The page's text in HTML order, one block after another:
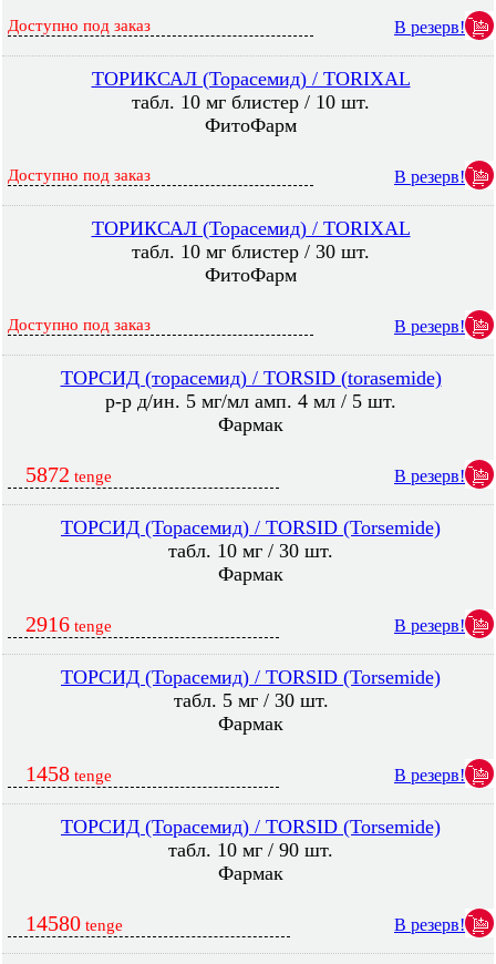
Доступно под заказ В резерв!
ТОРИКСАЛ (Торасемид) / TORIXAL
табл. 10 мг блистер / 10 шт.
ФитоФарм
Доступно под заказ В резерв!
ТОРИКСАЛ (Торасемид) / TORIXAL
табл. 10 мг блистер / 30 шт.
ФитоФарм
Доступно под заказ В резерв!
ТОРСИД (торасемид) / TORSID (torasemide)
р-р д/ин. 5 мг/мл амп. 4 мл / 5 шт.
Фармак
5872 tenge В резерв!
ТОРСИД (Торасемид) / TORSID (Torsemide)
табл. 10 мг / 30 шт.
Фармак
2916 tenge В резерв!
ТОРСИД (Торасемид) / TORSID (Torsemide)
табл. 5 мг / 30 шт.
Фармак
1458 tenge В резерв!
ТОРСИД (Торасемид) / TORSID (Torsemide)
табл. 10 мг / 90 шт.
Фармак
14580 tenge В резерв!